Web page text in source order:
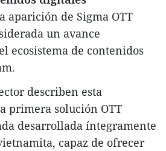
aparición de Sigma OTT
un avance
ecosistema de contenidos
describen esta
primera solución OTT
desarrollada íntegramente
capaz de ofrecer